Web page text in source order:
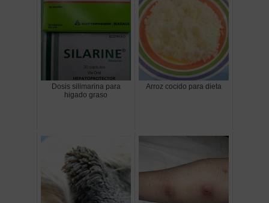
Dosis silimarina para
higado graso
Arroz cocido para dieta